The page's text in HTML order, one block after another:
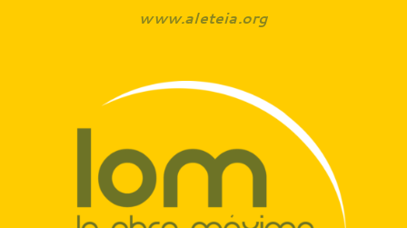
www.aleteia.org